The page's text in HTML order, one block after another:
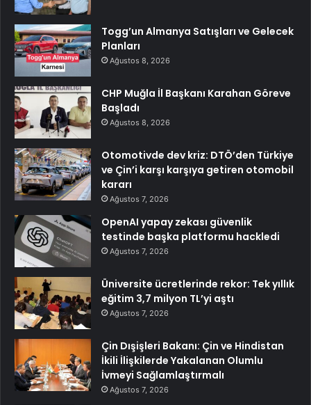
Togg’un Almanya Satışları ve Gelecek
Planları
Ağustos 8, 2026
CHP Muğla İl Başkanı Karahan Göreve
Başladı
Ağustos 8, 2026
Otomotivde dev kriz: DTÖ’den Türkiye
ve Çin’i karşı karşıya getiren otomobil
kararı
Ağustos 7, 2026
OpenAI yapay zekası güvenlik
testinde başka platformu hackledi
Ağustos 7, 2026
Üniversite ücretlerinde rekor: Tek yıllık
eğitim 3,7 milyon TL’yi aştı
Ağustos 7, 2026
Çin Dışişleri Bakanı: Çin ve Hindistan
İkili İlişkilerde Yakalanan Olumlu
İvmeyi Sağlamlaştırmalı
Ağustos 7, 2026